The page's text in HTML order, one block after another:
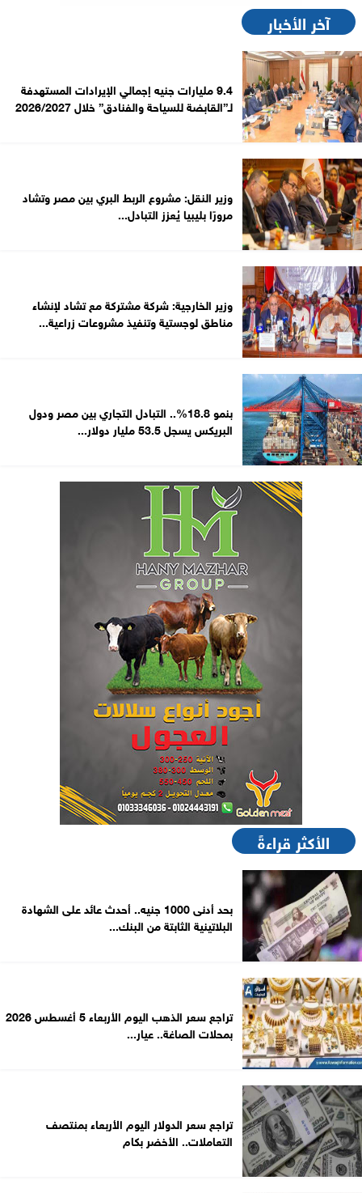
آخر الأخبار
9.4 مليارات جنيه إجمالي الإيرادات المستهدفة
لـ”القابضة للسياحة والفنادق” خلال 2026/2027
وزير النقل: مشروع الربط البري بين مصر وتشاد
مرورًا بليبيا يُعزز التبادل...
وزير الخارجية: شركة مشتركة مع تشاد لإنشاء
مناطق لوجستية وتنفيذ مشروعات زراعية...
بنمو 18.8%.. التبادل التجاري بين مصر ودول
البريكس يسجل 53.5 مليار دولار...
الأكثر قراءةً
بحد أدنى 1000 جنيه.. أحدث عائد على الشهادة
البلاتينية الثابتة من البنك...
تراجع سعر الذهب اليوم الأربعاء 5 أغسطس 2026
بمحلات الصاغة.. عيار...
تراجع سعر الدولار اليوم الأربعاء بمنتصف
التعاملات.. الأخضر بكام